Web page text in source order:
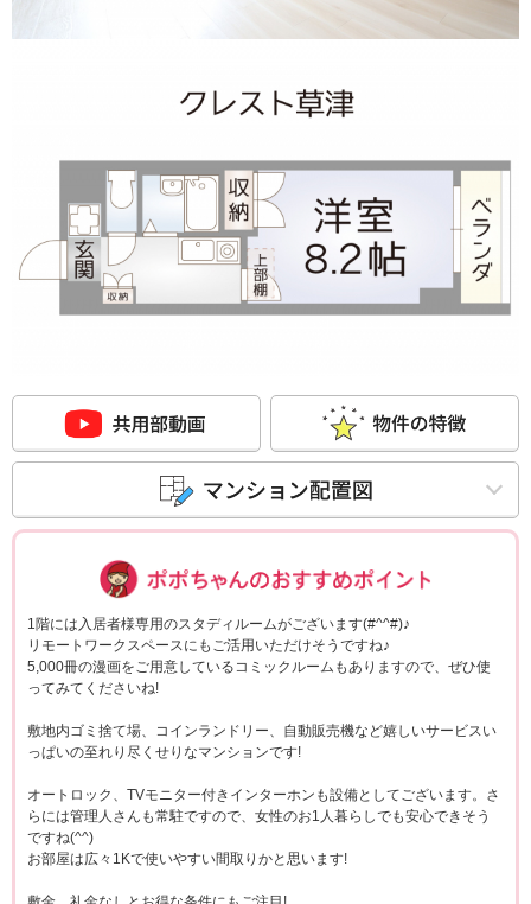
1階には入居者様専用のスタディルームがございます(#^^#)♪
リモートワークスペースにもご活用いただけそうですね♪
5,000冊の漫画をご用意しているコミックルームもありますので、ぜひ使
ってみてくださいね!
敷地内ゴミ捨て場、コインランドリー、自動販売機など嬉しいサービスい
っぱいの至れり尽くせりなマンションです!
オートロック、TVモニター付きインターホンも設備としてございます。さ
らには管理人さんも常駐ですので、女性のお1人暮らしでも安心できそう
ですね(^^)
お部屋は広々1Kで使いやすい間取りかと思います!